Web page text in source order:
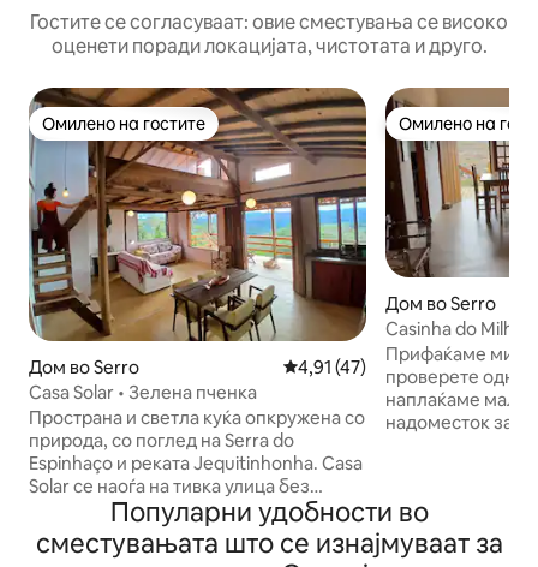
Гостите се согласуваат: овие сместувања се високо
оценети поради локацијата, чистотата и друго.
Омилено на гостите
Омилено на гостите
Дом во Serro Просечна оцена: 4,91 од 5,
4,91 (47)
Casa Solar • Зелена пченка
Пространа и светла куќа опкружена со
природа, со поглед на Serra do
Espinhaço и реката Jequitinhonha. Casa
Solar се наоѓа на тивка улица без
излез, нудејќи спокојство и
приватност, а сепак е на само неколку
минути пешачење од центарот на
Омилено на
Омилено на
Дом во Serro
Casinha do Milho
Прифаќаме
проверете
наплаќаме мал,
надоместок за
Имајте тивок
и со голема
од центарот и
Популарни удобности во
сместувањата што се изнајмуваат за